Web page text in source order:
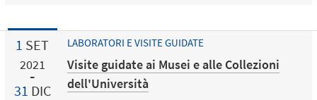
1 SET
2021
31 DIC
LABORATORI E VISITE GUIDATE
Visite guidate ai Musei e alle Collezioni
dell'Università